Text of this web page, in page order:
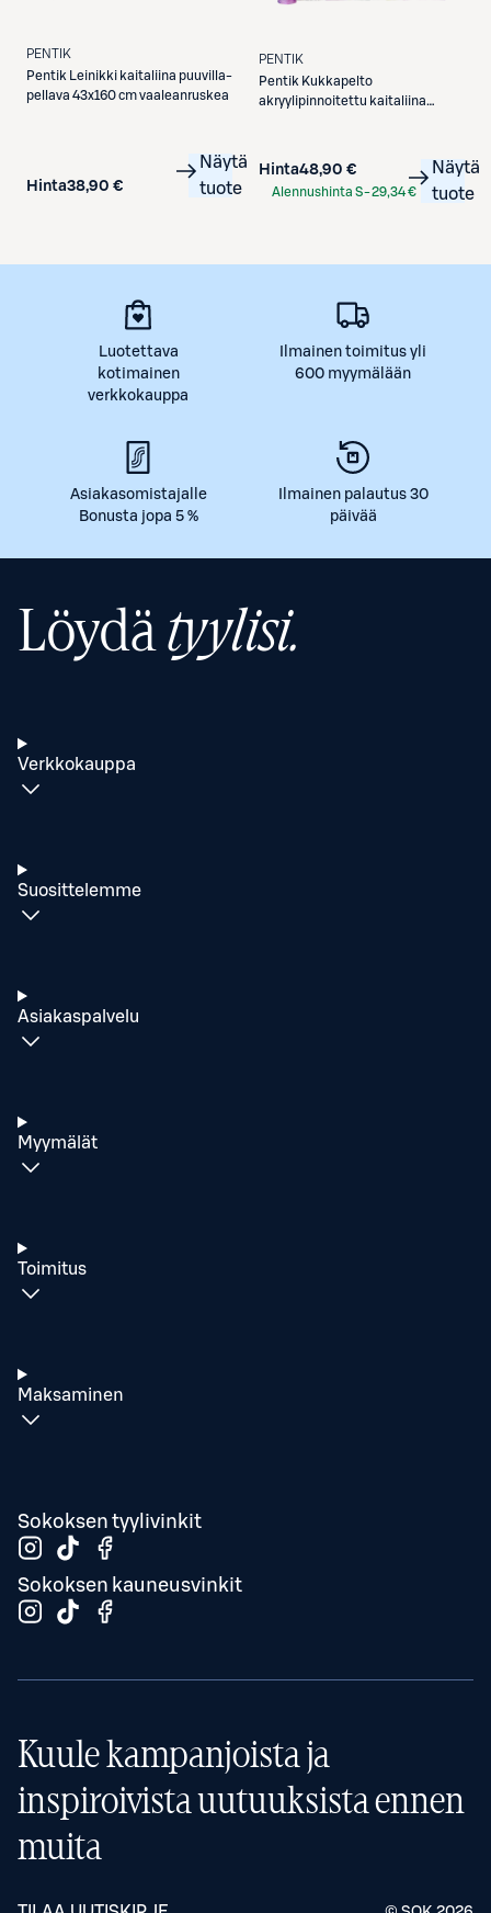
PENTIK
Pentik
Leinikki kaitaliina puuvilla-
pellava 43x160 cm vaaleanruskea
Hinta38,90 €
Näytä
tuote
PENTIK
Pentik Kukkapelto
akryylipinnoitettu kaitaliina
Hinta48,90 €
Alennushinta S-29,34 €
Näytä
tuote
Luotettava
kotimainen
verkkokauppa
Ilmainen toimitus yli
600 myymälään
Asiakasomistajalle
Bonusta jopa 5 %
Ilmainen palautus 30
päivää
Löydätyylisi.
Verkkokauppa
Suosittelemme
Asiakaspalvelu
Myymälät
Toimitus
Maksaminen
Sokoksen tyylivinkit
Sokoksen kauneusvinkit
Kuule kampanjoista ja
inspiroivista uutuuksista ennen
muita